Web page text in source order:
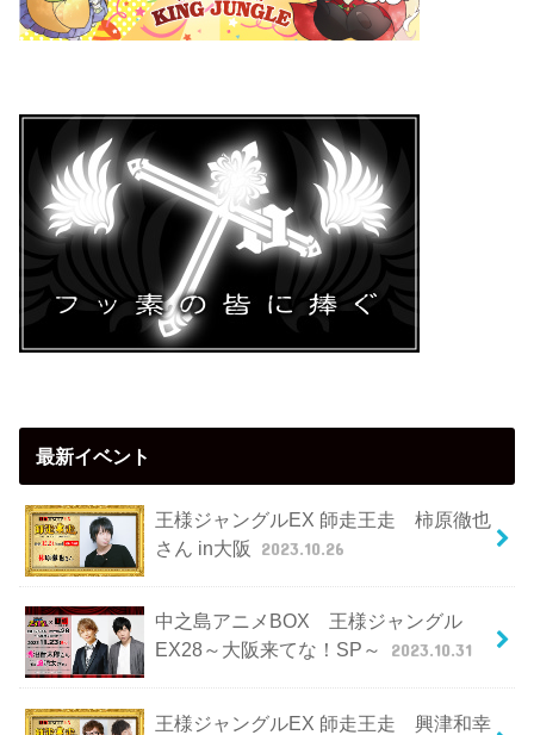
最新イベント
王様ジャングルEX 師走王走 柿原徹也
さん in大阪
2023.10.26
中之島アニメBOX 王様ジャングル
EX28～大阪来てな！SP～
2023.10.31
王様ジャングルEX 師走王走 興津和幸